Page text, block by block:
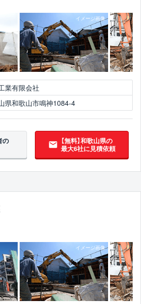
業有限会社
県和歌山市鳴神1084-4
の
【無料】和歌山県の
最大6社に見積依頼